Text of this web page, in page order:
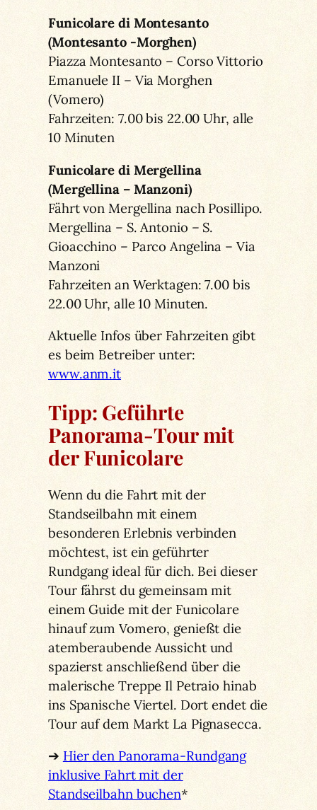
Funicolare di Montesanto
(Montesanto -Morghen)
Piazza Montesanto – Corso Vittorio
Emanuele II – Via Morghen
(Vomero)
Fahrzeiten: 7.00 bis 22.00 Uhr, alle
10 Minuten
Funicolare di Mergellina
(Mergellina – Manzoni)
Fährt von Mergellina nach Posillipo.
Mergellina – S. Antonio – S.
Gioacchino – Parco Angelina – Via
Manzoni
Fahrzeiten an Werktagen: 7.00 bis
22.00 Uhr, alle 10 Minuten.
Aktuelle Infos über Fahrzeiten gibt
es beim Betreiber unter:
www.anm.it
Tipp: Geführte
Panorama-Tour mit
der Funicolare
Wenn du die Fahrt mit der
Standseilbahn mit einem
besonderen Erlebnis verbinden
möchtest, ist ein geführter
Rundgang ideal für dich. Bei dieser
Tour fährst du gemeinsam mit
einem Guide mit der Funicolare
hinauf zum Vomero, genießt die
atemberaubende Aussicht und
spazierst anschließend über die
malerische Treppe Il Petraio hinab
ins Spanische Viertel. Dort endet die
Tour auf dem Markt La Pignasecca.
➔ Hier den Panorama-Rundgang
inklusive Fahrt mit der
Standseilbahn buchen*